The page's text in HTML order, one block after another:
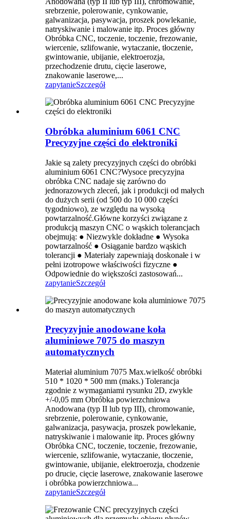
srebrzenie, polerowanie, cynkowanie,
galwanizacja, pasywacja, proszek powlekanie,
natryskiwanie i malowanie itp. Proces główny
Obróbka CNC, toczenie, toczenie, frezowanie,
wiercenie, szlifowanie, wytaczanie, tłoczenie,
gwintowanie, ubijanie, elektroerozja,
przechodzenie drutu, cięcie laserowe,
znakowanie laserowe,...
zapytanieSzczegół
Obróbka aluminium 6061 CNC
Precyzyjne części do elektroniki
Jakie są zalety precyzyjnych części do obróbki
aluminium 6061 CNC?Wysoce precyzyjna
obróbka CNC nadaje się zarówno do
jednorazowych zleceń, jak i produkcji od małych
do dużych serii (od 500 do 10 000 części
tygodniowo), ze względu na wysoką
powtarzalność.Główne korzyści związane z
produkcją maszyn CNC o wąskich tolerancjach
obejmują: ● Niezwykle dokładne ● Wysoka
powtarzalność ● Osiąganie bardzo wąskich
tolerancji ● Materiały zapewniają doskonałe i w
pełni izotropowe właściwości fizyczne ●
Odpowiednie do większości zastosowań...
zapytanieSzczegół
Precyzyjnie anodowane koła
aluminiowe 7075 do maszyn
automatycznych
Materiał aluminium 7075 Max.wielkość obróbki
510 * 1020 * 500 mm (maks.) Tolerancja
zgodnie z wymaganiami rysunku 2D, zwykle
+/-0,05 mm Obróbka powierzchniowa
Anodowana (typ II lub typ III), chromowanie,
srebrzenie, polerowanie, cynkowanie,
galwanizacja, pasywacja, proszek powlekanie,
natryskiwanie i malowanie itp. Proces główny
Obróbka CNC, toczenie, toczenie, frezowanie,
wiercenie, szlifowanie, wytaczanie, tłoczenie,
gwintowanie, ubijanie, elektroerozja, chodzenie
po drucie, cięcie laserowe, znakowanie laserowe
i obróbka powierzchniowa...
zapytanieSzczegół